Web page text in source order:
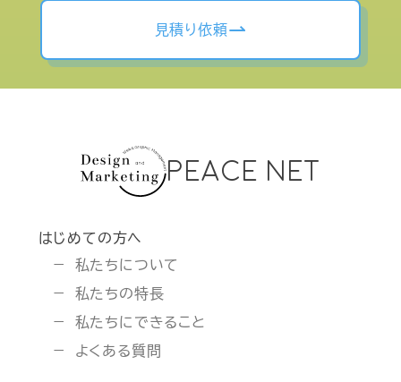
見積り依頼
PEACE NET
はじめての方へ
私たちについて
私たちの特長
私たちにできること
よくある質問